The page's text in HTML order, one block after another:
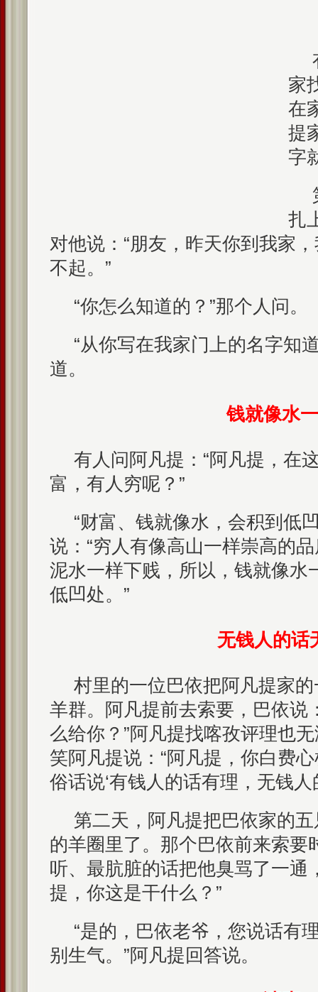
家
在
提
字
扎
对他说：“朋友，昨天你到我家
不起。”
“你怎么知道的？”那个人问。
“从你写在我家门上的名字知
道。
钱就像水
有人问阿凡提：“阿凡提，在
富，有人穷呢？”
“财富、钱就像水，会积到低
说：“穷人有像高山一样崇高的
泥水一样下贱，所以，钱就像水
低凹处。”
无钱人的话
村里的一位巴依把阿凡提家
羊群。阿凡提前去索要，巴依说
么给你？”阿凡提找喀孜评理也
笑阿凡提说：“阿凡提，你白费
俗话说‘有钱人的话有理，无钱人
第二天，阿凡提把巴依家的
的羊圈里了。那个巴依前来索要
听、最肮脏的话把他臭骂了一通
提，你这是干什么？”
“是的，巴依老爷，您说话有
别生气。”阿凡提回答说。